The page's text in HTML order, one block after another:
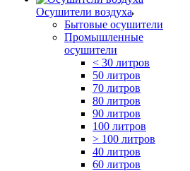
Осушители воздуха
Бытовые осушители
Промышленные
осушители
< 30 литров
50 литров
70 литров
80 литров
90 литров
100 литров
> 100 литров
40 литров
60 литров